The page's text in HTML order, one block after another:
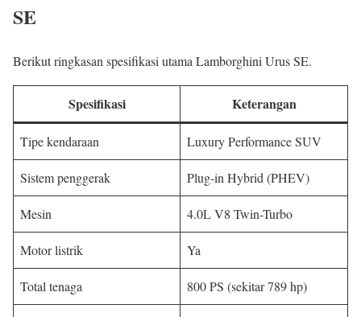
SE
Berikut ringkasan spesifikasi utama Lamborghini Urus SE.
Spesifikasi Keterangan
Tipe kendaraan Luxury Performance SUV
Sistem penggerak Plug-in Hybrid (PHEV)
Mesin 4.0L V8 Twin-Turbo
Motor listrik Ya
Total tenaga 800 PS (sekitar 789 hp)